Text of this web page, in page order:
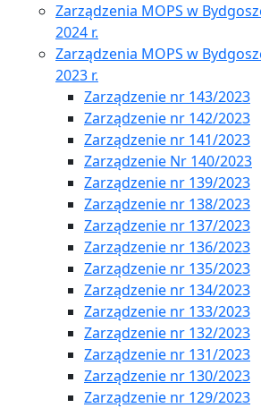
Zarządzenia MOPS w
2024 r.
Zarządzenia MOPS w
2023 r.
Zarządzenie nr 143/2023
Zarządzenie nr 142/2023
Zarządzenie nr 141/2023
Zarządzenie Nr 140/2023
Zarządzenie nr 139/2023
Zarządzenie nr 138/2023
Zarządzenie nr 137/2023
Zarządzenie nr 136/2023
Zarządzenie nr 135/2023
Zarządzenie nr 134/2023
Zarządzenie nr 133/2023
Zarządzenie nr 132/2023
Zarządzenie nr 131/2023
Zarządzenie nr 130/2023
Zarządzenie nr 129/2023